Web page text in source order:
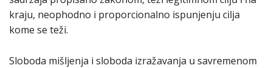
kraju, neophodno i proporcionalno ispunjenju cilja
kome se teži.
Sloboda mišljenja i sloboda izražavanja u savremenom